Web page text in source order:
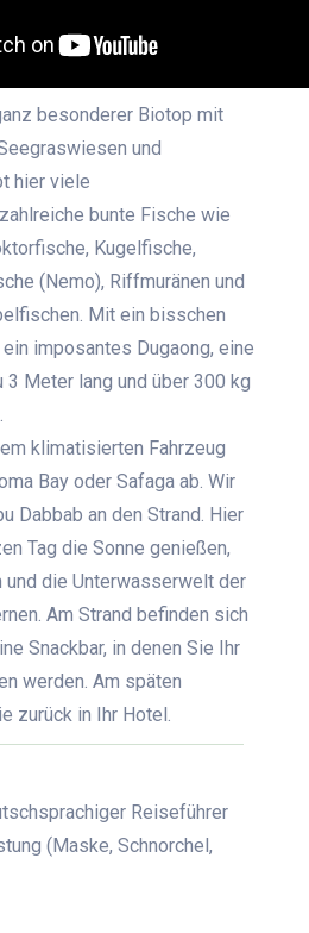
besonderer Biotop mit
und
hier viele
bunte Fische wie
Kugelfische,
(Nemo), Riffmuränen und
Mit ein bisschen
imposantes Dugaong, eine
3 Meter lang und über 300 kg
klimatisierten Fahrzeug
Bay oder Safaga ab. Wir
Dabbab an den Strand. Hier
Tag die Sonne genießen,
und die Unterwasserwelt der
Am Strand befinden sich
Snackbar, in denen Sie Ihr
werden. Am späten
zurück in Ihr Hotel.
Reiseführer
(Maske, Schnorchel,